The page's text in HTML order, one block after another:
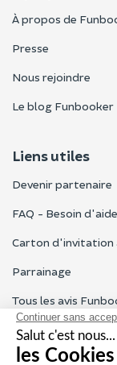
À propos de
Presse
Nous rejoindre
Le blog Funbooker
Liens utiles
Devenir partenaire
FAQ - Besoin
Carton d'invitation
Parrainage
Tous les avis
Particuliers,